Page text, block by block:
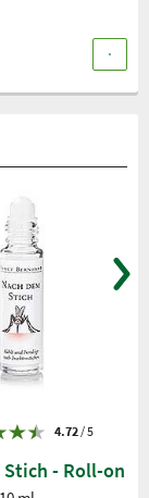
4.72/ 5
Stich - Roll-on